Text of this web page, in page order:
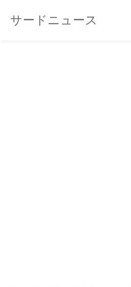
サードニュース